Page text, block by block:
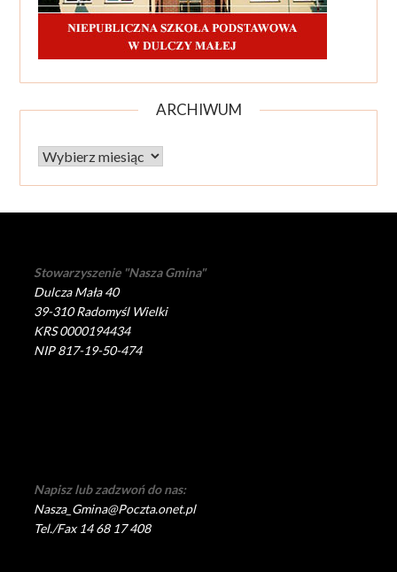
ARCHIWUM
Archiwum
Stowarzyszenie "Nasza Gmina"
Dulcza Mała 40
39-310 Radomyśl Wielki
KRS 0000194434
NIP 817-19-50-474
Napisz lub zadzwoń do nas:
Nasza_Gmina@Poczta.onet.pl
Tel./Fax 14 68 17 408